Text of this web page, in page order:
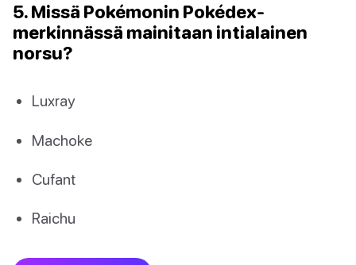
5. Missä Pokémonin Pokédex-
merkinnässä mainitaan intialainen
norsu?
Luxray
Machoke
Cufant
Raichu